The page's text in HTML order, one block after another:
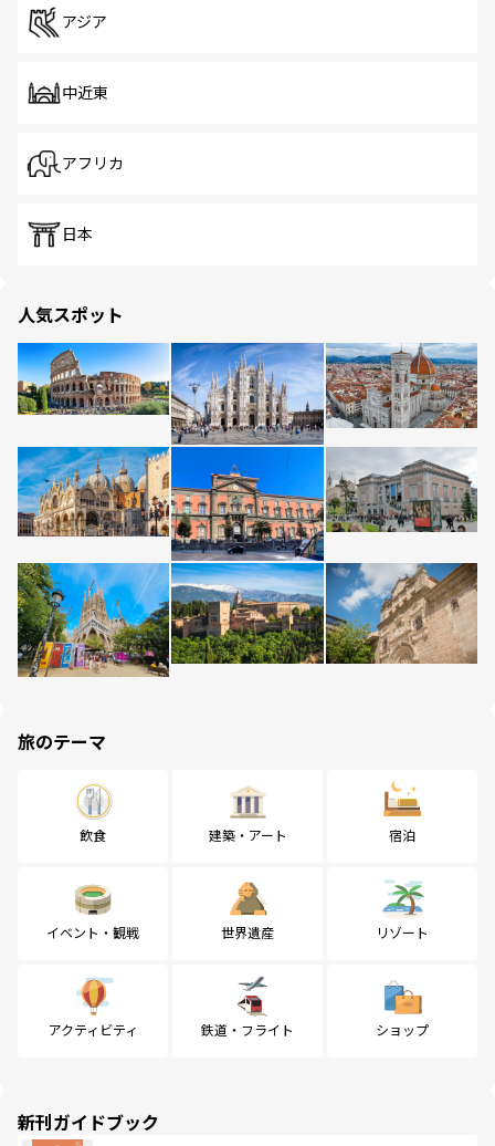
アジア
中近東
アフリカ
日本
人気スポット
旅のテーマ
飲食 建築・アート 宿泊
イベント・観戦 世界遺産 リゾート
アクティビティ 鉄道・フライト ショップ
新刊ガイドブック